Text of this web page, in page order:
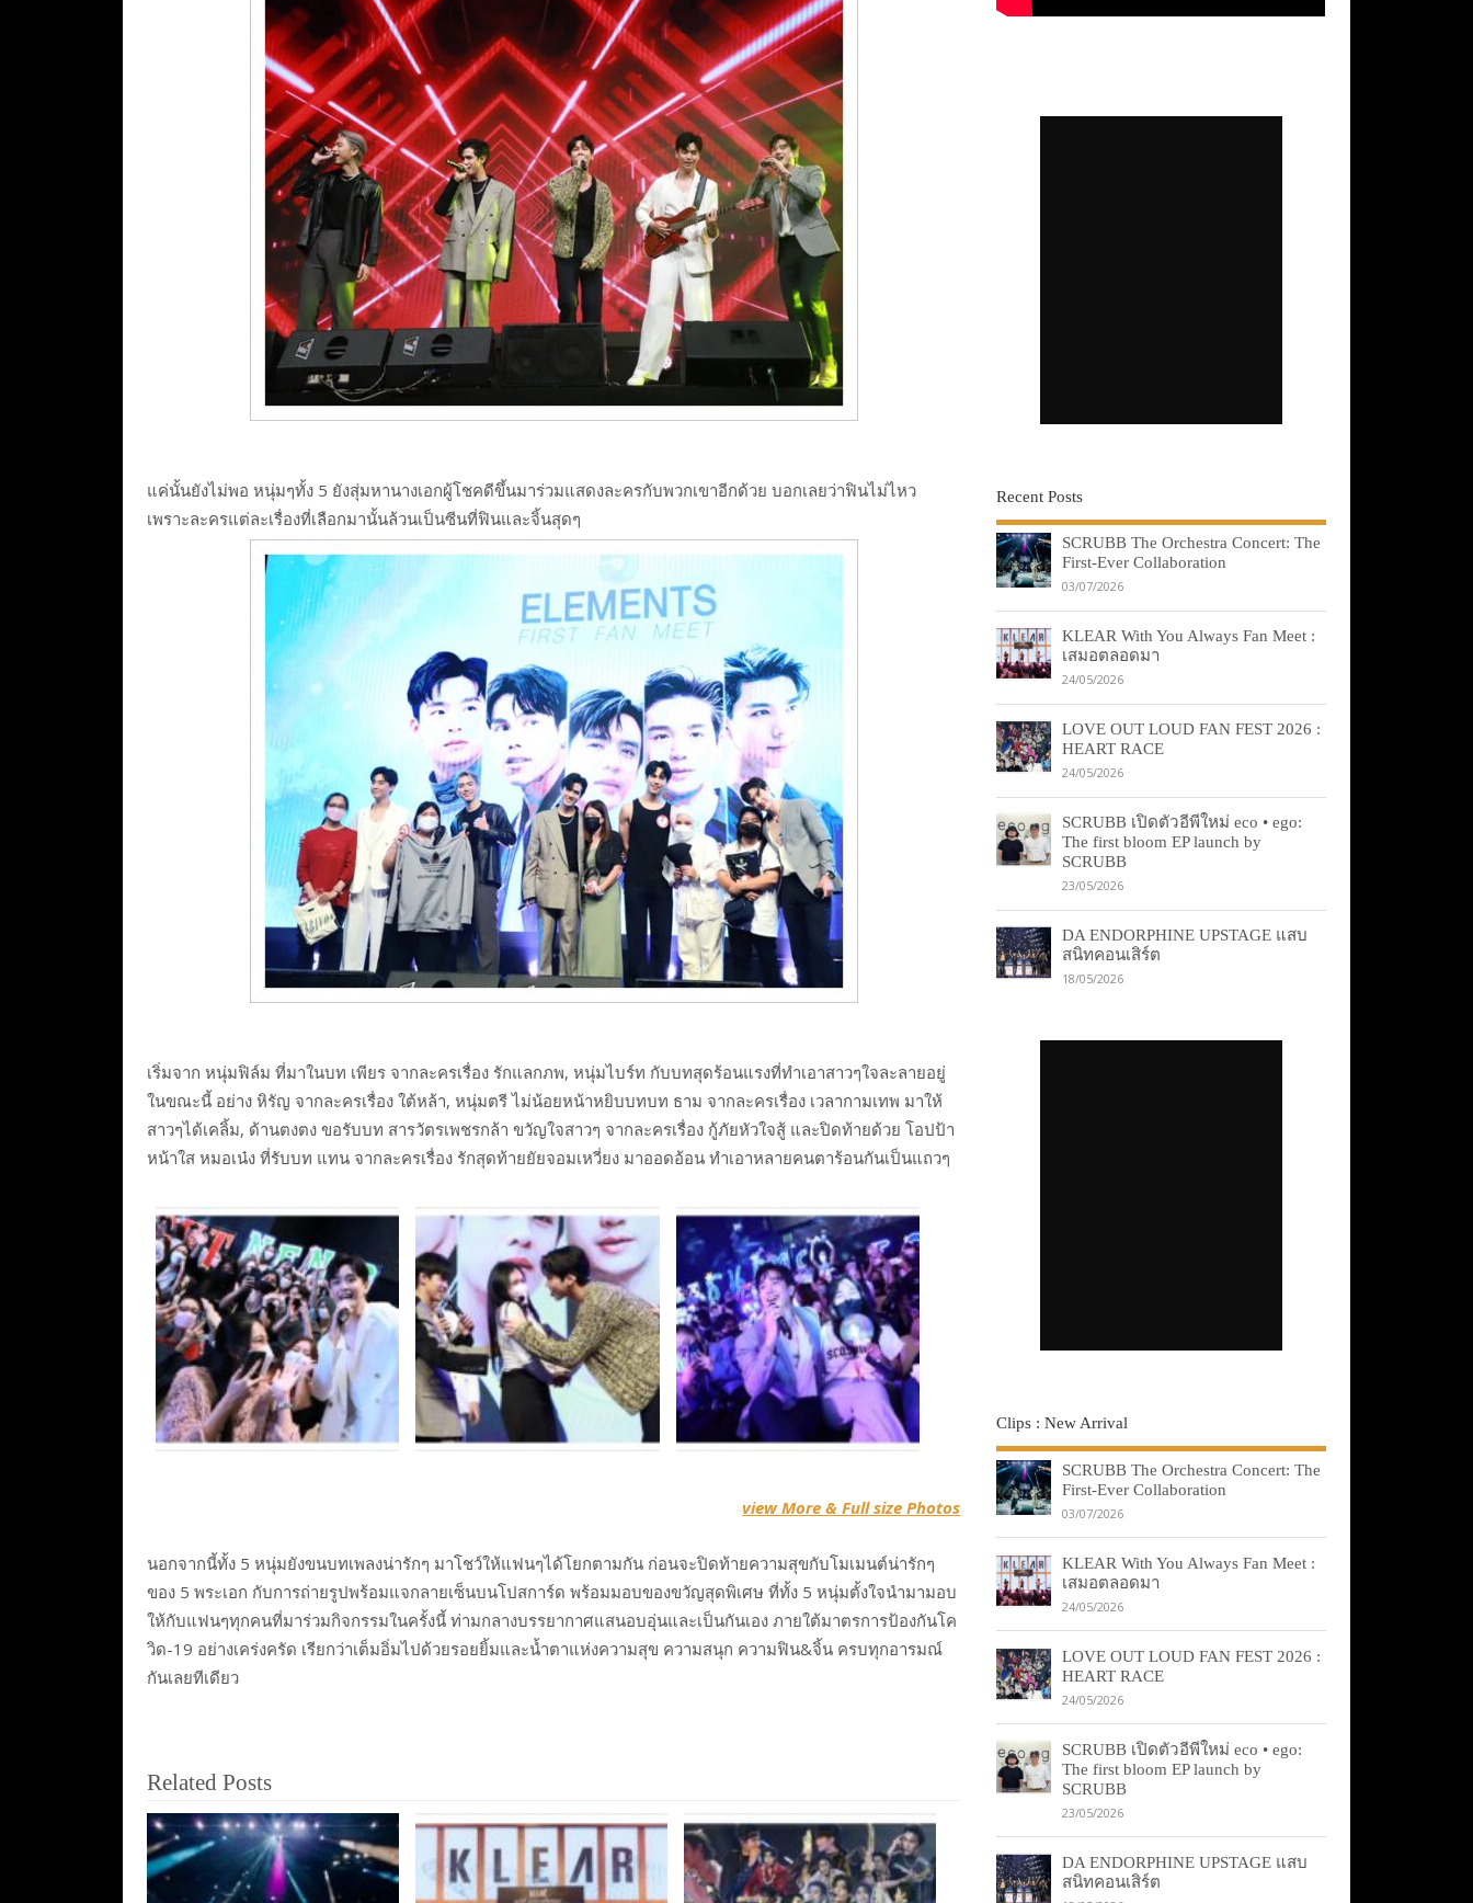
แค่นั้นยังไม่พอ หนุ่มๆทั้ง 5 ยังสุ่มหานางเอกผู้โชคดีขึ้นมาร่วมแสดงละครกับพวกเขาอีกด้วย บอกเลยว่าฟินไม่ไหว
เพราะละครแต่ละเรื่องที่เลือกมานั้นล้วนเป็นซีนที่ฟินและจิ้นสุดๆ
เริ่มจาก หนุ่มฟิล์ม ที่มาในบท เพียร จากละครเรื่อง รักแลกภพ, หนุ่มไบร์ท กับบทสุดร้อนแรงที่ทำเอาสาวๆใจละลายอยู่
ในขณะนี้ อย่าง หิรัญ จากละครเรื่อง ใต้หล้า, หนุ่มตรี ไม่น้อยหน้าหยิบบทบท ธาม จากละครเรื่อง เวลากามเทพ มาให้
สาวๆได้เคลิ้ม, ด้านตงตง ขอรับบท สารวัตรเพชรกล้า ขวัญใจสาวๆ จากละครเรื่อง กู้ภัยหัวใจสู้ และปิดท้ายด้วย โอปป้า
หน้าใส หมอเน๋ง ที่รับบท แทน จากละครเรื่อง รักสุดท้ายยัยจอมเหวี่ยง มาออดอ้อน ทำเอาหลายคนตาร้อนกันเป็นแถวๆ
view More & Full size Photos
นอกจากนี้ทั้ง 5 หนุ่มยังขนบทเพลงน่ารักๆ มาโชว์ให้แฟนๆได้โยกตามกัน ก่อนจะปิดท้ายความสุขกับโมเมนต์น่ารักๆ
ของ 5 พระเอก กับการถ่ายรูปพร้อมแจกลายเซ็นบนโปสการ์ด พร้อมมอบของขวัญสุดพิเศษ ที่ทั้ง 5 หนุ่มตั้งใจนำมามอบ
ให้กับแฟนๆทุกคนที่มาร่วมกิจกรรมในครั้งนี้ ท่ามกลางบรรยากาศแสนอบอุ่นและเป็นกันเอง ภายใต้มาตรการป้องกันโค
วิด-19 อย่างเคร่งครัด เรียกว่าเต็มอิ่มไปด้วยรอยยิ้มและน้ำตาแห่งความสุข ความสนุก ความฟิน&จิ้น ครบทุกอารมณ์
กันเลยทีเดียว
Related Posts
Recent Posts
SCRUBB The Orchestra Concert: The
First-Ever Collaboration
03/07/2026
KLEAR With You Always Fan Meet :
เสมอตลอดมา
24/05/2026
LOVE OUT LOUD FAN FEST 2026 :
HEART RACE
24/05/2026
SCRUBB เปิดตัวอีพีใหม่ eco • ego:
The first bloom EP launch by
SCRUBB
23/05/2026
DA ENDORPHINE UPSTAGE แสบ
สนิทคอนเสิร์ต
18/05/2026
Clips : New Arrival
SCRUBB The Orchestra Concert: The
First-Ever Collaboration
03/07/2026
KLEAR With You Always Fan Meet :
เสมอตลอดมา
24/05/2026
LOVE OUT LOUD FAN FEST 2026 :
HEART RACE
24/05/2026
SCRUBB เปิดตัวอีพีใหม่ eco • ego:
The first bloom EP launch by
SCRUBB
23/05/2026
DA ENDORPHINE UPSTAGE แสบ
สนิทคอนเสิร์ต